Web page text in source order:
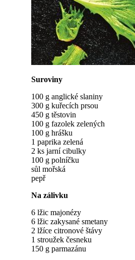
Suroviny
100 g anglické slaniny
300 g kuřecích prsou
450 g těstovin
100 g fazolek zelených
100 g hrášku
1 paprika zelená
2 ks jarní cibulky
100 g polníčku
sůl mořská
pepř
Na zálivku
6 lžic majonézy
6 lžic zakysané smetany
2 lžíce citronové štávy
1 stroužek česneku
150 g parmazánu